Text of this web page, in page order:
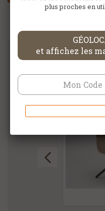
DANS LA
plus proches en
et affichez les